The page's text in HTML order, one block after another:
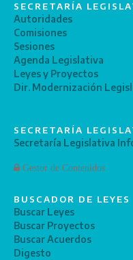
SECRETARÍA
Autoridades
Comisiones
Sesiones
Agenda Legislativa
Leyes y Proyectos
Dir. Modernización
SECRETARÍA
Secretaría Legislativa
Gestor de Contenidos
BUSCADOR DE LEYES
Buscar Leyes
Buscar Proyectos
Buscar Acuerdos
Digesto